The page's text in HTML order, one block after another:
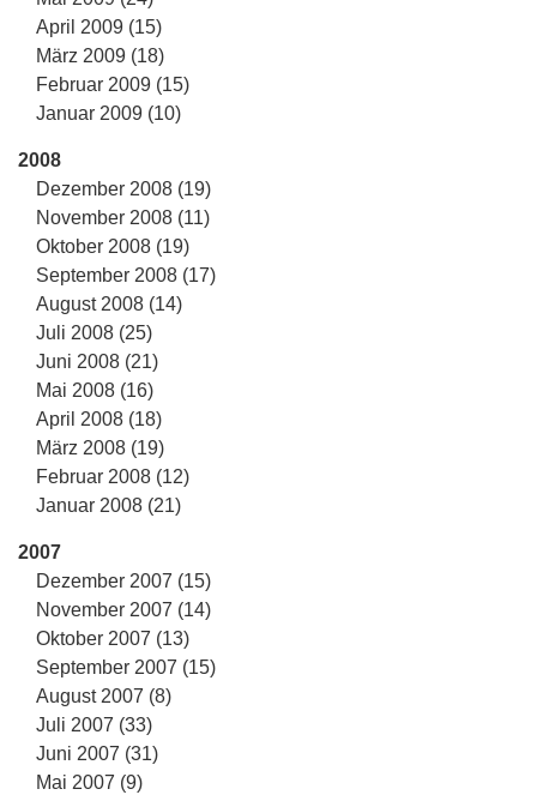
April 2009 (15)
März 2009 (18)
Februar 2009 (15)
Januar 2009 (10)
2008
Dezember 2008 (19)
November 2008 (11)
Oktober 2008 (19)
September 2008 (17)
August 2008 (14)
Juli 2008 (25)
Juni 2008 (21)
Mai 2008 (16)
April 2008 (18)
März 2008 (19)
Februar 2008 (12)
Januar 2008 (21)
2007
Dezember 2007 (15)
November 2007 (14)
Oktober 2007 (13)
September 2007 (15)
August 2007 (8)
Juli 2007 (33)
Juni 2007 (31)
Mai 2007 (9)